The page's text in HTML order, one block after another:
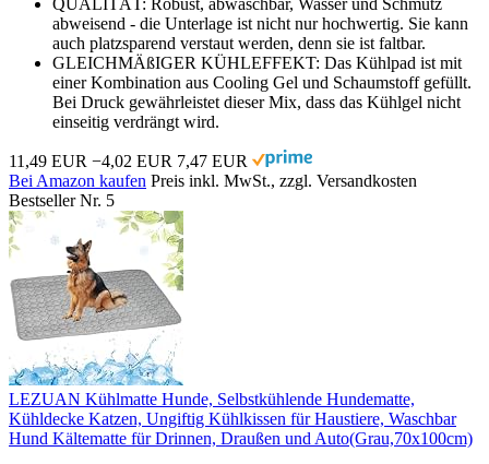
abweisend - die Unterlage ist nicht nur hochwertig. Sie kann
auch platzsparend verstaut werden, denn sie ist faltbar.
GLEICHMÄßIGER KÜHLEFFEKT: Das Kühlpad ist mit
einer Kombination aus Cooling Gel und Schaumstoff gefüllt.
Bei Druck gewährleistet dieser Mix, dass das Kühlgel nicht
einseitig verdrängt wird.
11,49 EUR −4,02 EUR 7,47 EUR
Bei Amazon kaufen Preis inkl. MwSt., zzgl. Versandkosten
Bestseller Nr. 5
LEZUAN Kühlmatte Hunde, Selbstkühlende Hundematte,
Kühldecke Katzen, Ungiftig Kühlkissen für Haustiere, Waschbar
Hund Kältematte für Drinnen, Draußen und Auto(Grau,70x100cm)